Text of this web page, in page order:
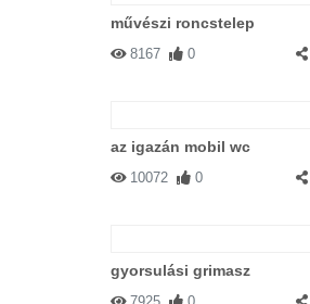
művészi roncstelep
8167 0
az igazán mobil wc
10072 0
gyorsulási grimasz